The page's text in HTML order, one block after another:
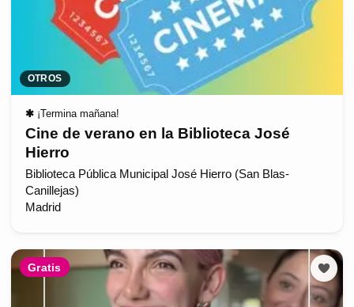
OTROS
✱ ¡Termina mañana!
Cine de verano en la Biblioteca José
Hierro
Biblioteca Pública Municipal José Hierro (San Blas-
Canillejas)
Madrid
Gratis